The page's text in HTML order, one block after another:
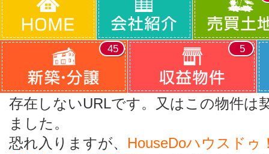
45 5
存在しないURLです。又はこの物件は
ました。
恐れ入りますが、 HouseDoハウスドゥ